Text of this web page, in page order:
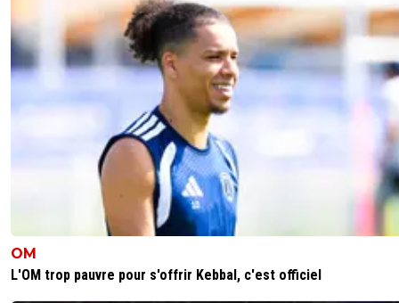
OM
L'OM trop pauvre pour s'offrir Kebbal, c'est officiel